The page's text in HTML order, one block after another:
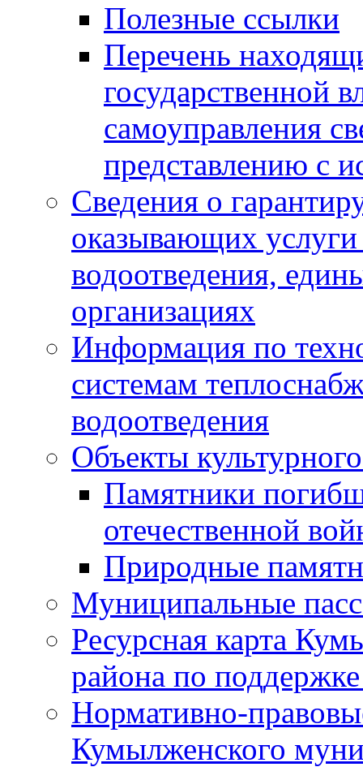
Полезные ссылки
Перечень
государственной
самоуправления
представлению с
Сведения о
оказывающих
водоотведения,
организациях
Информация по
системам
водоотведения
Объекты
Памятники
отечественной
Природные
Муниципальные
Ресурсная карта
района по
Нормативно-
Кумылженского